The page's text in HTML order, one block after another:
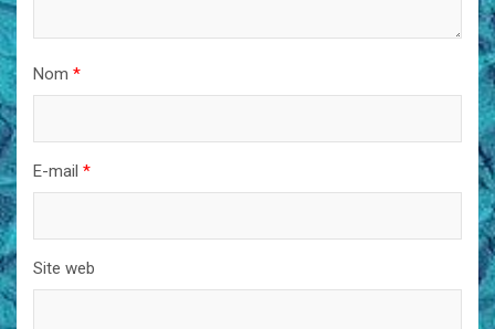
Nom *
E-mail *
Site web